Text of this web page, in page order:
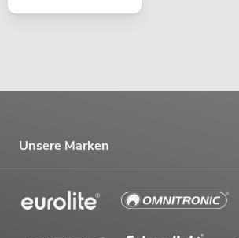
Unsere Marken